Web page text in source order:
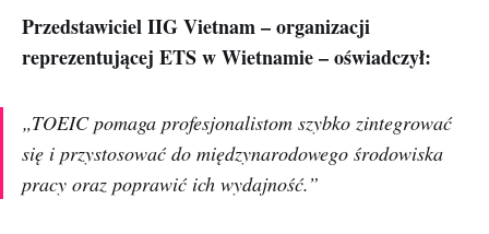
Przedstawiciel IIG Vietnam – organizacji
reprezentującej ETS w Wietnamie – oświadczył:
„TOEIC pomaga profesjonalistom szybko zintegrować
się i przystosować do międzynarodowego środowiska
pracy oraz poprawić ich wydajność.”